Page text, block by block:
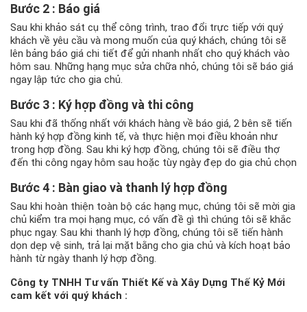
Bước 2 : Báo giá
Sau khi khảo sát cụ thể công trình, trao đổi trực tiếp với quý
khách về yêu cầu và mong muốn của quý khách, chúng tôi sẽ
lên bảng báo giá chi tiết để gửi nhanh nhất cho quý khách vào
hôm sau. Những hạng mục sửa chữa nhỏ, chúng tôi sẽ báo giá
ngay lập tức cho gia chủ.
Bước 3 : Ký hợp đồng và thi công
Sau khi đã thống nhất với khách hàng về báo giá, 2 bên sẽ tiến
hành ký hợp đồng kinh tế, và thực hiện mọi điều khoản như
trong hợp đồng. Sau khi ký hợp đồng, chúng tôi sẽ điều thợ
đến thi công ngay hôm sau hoặc tùy ngày đẹp do gia chủ chọn
Bước 4 : Bàn giao và thanh lý hợp đồng
Sau khi hoàn thiện toàn bộ các hạng mục, chúng tôi sẽ mời gia
chủ kiểm tra mọi hạng mục, có vấn đề gì thì chúng tôi sẽ khắc
phục ngay. Sau khi thanh lý hợp đồng, chúng tôi sẽ tiến hành
dọn dẹp vệ sinh, trả lại mặt bằng cho gia chủ và kích hoạt bảo
hành từ ngày thanh lý hợp đồng.
Công ty TNHH Tư vấn Thiết Kế và Xây Dựng Thế Kỷ Mới
cam kết với quý khách :